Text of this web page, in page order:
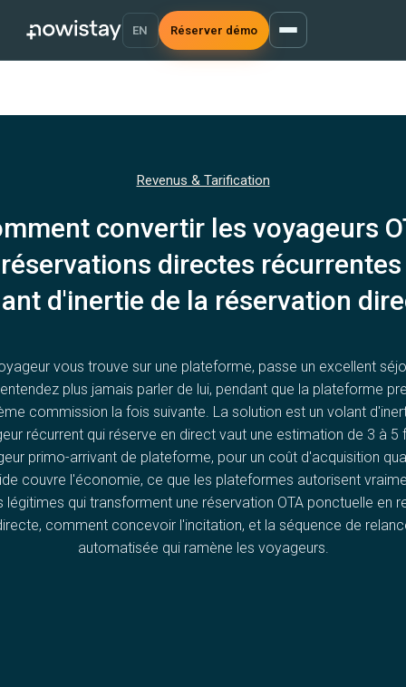
EN Réserver démo
Revenus & Tarification
convertir les voyageurs
directes récurrentes
d'inertie de la réservation
vous trouve sur une plateforme, passe un excellent
plus jamais parler de lui, pendant que la plateforme
commission la fois suivante. La solution est un volant
récurrent qui réserve en direct vaut une estimation de 3 à 5
primo-arrivant de plateforme, pour un coût d'acquisition
couvre l'économie, ce que les plateformes autorisent
légitimes qui transforment une réservation OTA ponctuelle en
comment concevoir l'incitation, et la séquence de
automatisée qui ramène les voyageurs.